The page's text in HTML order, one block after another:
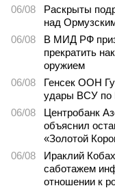
06/08
Раскрыты
над
06/08
В МИД РФ
прекратить
оружием
06/08
Генсек ООН
удары ВСУ по
06/08
Центробанк
объяснил
«Золотой
06/08
Ираклий
саботажем
отношении к